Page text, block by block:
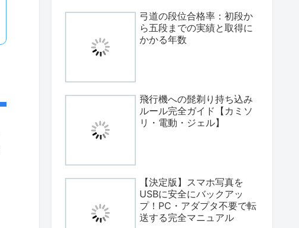
弓道の段位合格率：初段か
ら五段までの実績と取得に
かかる年数
飛行機への髭剃り持ち込み
ルール完全ガイド【カミソ
リ・電動・ジェル】
【決定版】スマホ写真を
USBに安全にバックアッ
プ！PC・アダプタ不要で転
送する完全マニュアル